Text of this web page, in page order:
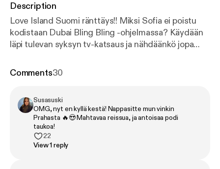
Description
Love Island Suomi ränttäys!! Miksi Sofia ei poistu
kodistaan Dubai Bling Bling -ohjelmassa? Käydään
läpi tulevan syksyn tv-katsaus ja nähdäänkö jopa
salaisuus…
Comments30
Susasuski
OMG, nyt en kyllä kestä! Nappasitte mun vinkin
Prahasta 🔥😍 Mahtavaa reissua, ja antoisaa podi
taukoa!
22
View 1 reply